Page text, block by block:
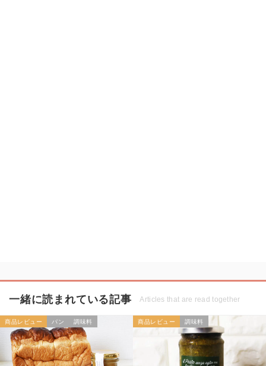
一緒に読まれている記事 Articles that are read together
商品レビュー パン 調味料 商品レビュー 調味料